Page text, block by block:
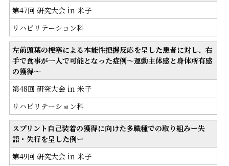
実績データ
退院時アンケート
学会発表
栄養科
薬剤科
第47回 研究大会 in 米子
リハビリテーション科
左前頭葉の梗塞による本能性把握反応を呈した患者に対し、右
手で食事が一人で可能となった症例～運動主体感と身体所有感
の獲得～
第48回 研究大会 in 米子
リハビリテーション科
スプリント自己装着の獲得に向けた多職種での取り組みー失
語・失行を呈した例ー
第49回 研究大会 in 米子